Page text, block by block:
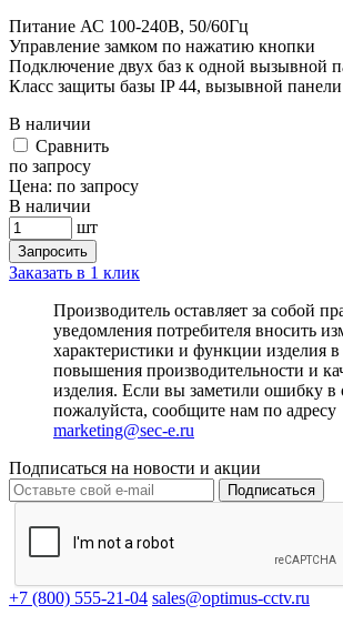
Питание АС 100-240В, 50/60Гц
Управление замком по нажатию кнопки
Подключение двух баз к одной вызывной
Класс защиты базы IP 44, вызывной
В наличии
Cравнить
по запросу
Цена: по запросу
В наличии
шт
Запросить
Заказать в 1 клик
Производитель оставляет за собой
уведомления потребителя вносить
характеристики и функции изделия в
повышения производительности и
изделия. Если вы заметили ошибку в
пожалуйста, сообщите нам по адресу
marketing@sec-e.ru
Подписаться на новости и акции
Подписаться
+7 (800) 555-21-04 sales@optimus-cctv.ru